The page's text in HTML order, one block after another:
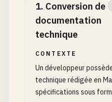
1. Conversion de
documentation
technique
CONTEXTE
Un développeur
technique rédigée en
spécifications sous